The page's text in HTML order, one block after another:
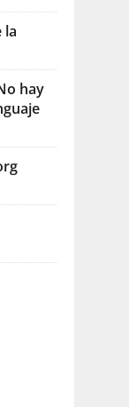
la
hay